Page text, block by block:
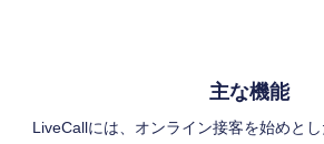
主な機能
LiveCallには、オンライン接客を始めと